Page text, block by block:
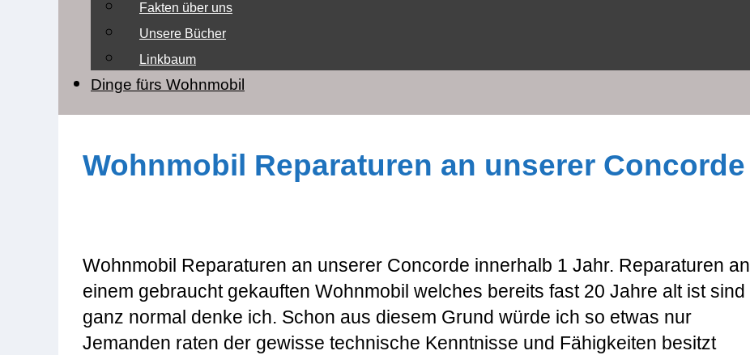
Fakten über uns
Unsere Bücher
Linkbaum
Dinge fürs Wohnmobil
Wohnmobil Reparaturen an unserer Concorde
Wohnmobil Reparaturen an unserer Concorde innerhalb 1 Jahr. Reparaturen an
einem gebraucht gekauften Wohnmobil welches bereits fast 20 Jahre alt ist sind
ganz normal denke ich. Schon aus diesem Grund würde ich so etwas nur
Jemanden raten der gewisse technische Kenntnisse und Fähigkeiten besitzt